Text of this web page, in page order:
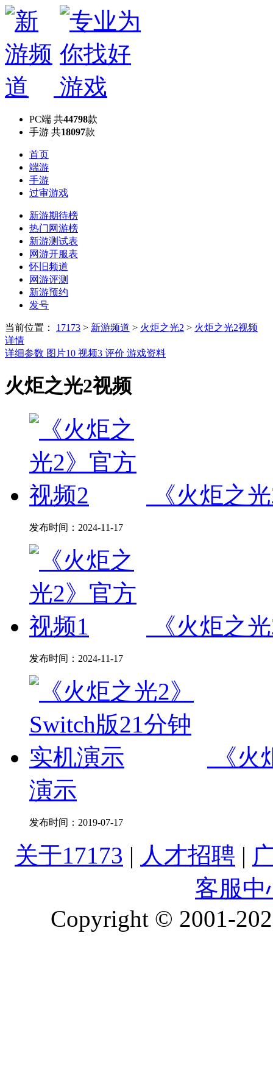
PC端 共44798款
手游 共18097款
首页
端游
手游
过审游戏
新游期待榜
热门网游榜
新游测试表
网游开服表
怀旧频道
网游评测
新游预约
发号
当前位置： 17173 > 新游频道 > 火炬之光2 > 火炬之光2视频
详情
详细参数 图片10 视频3 评价 游戏资料
火炬之光2视频
《火炬之
发布时间： 2024-11-17
《火炬之
发布时间： 2024-11-17
《
演示
发布时间： 2019-07-17
关于17173 | 人才招聘 |
客服中
Copyright © 2001-